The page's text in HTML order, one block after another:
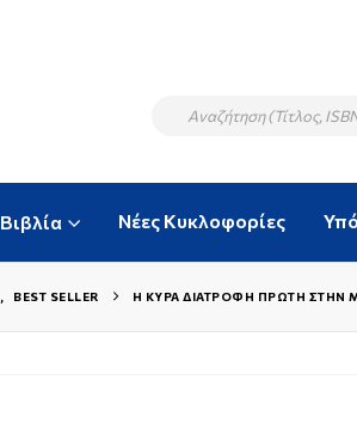
Βιβλία Νέες Κυκλοφορίες
, BEST SELLER Η ΚΥΡΆ ΔΙΑΤΡΟΦΉ ΠΡΏΤΗ ΣΤΗΝ